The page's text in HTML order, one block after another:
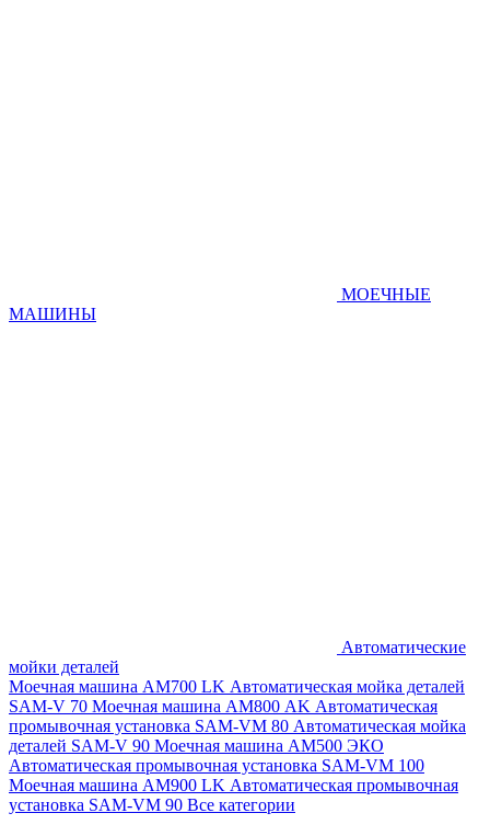
МОЕЧНЫЕ
МАШИНЫ
Автоматические
мойки деталей
Моечная машина AM700 LK Автоматическая мойка деталей
SAM-V 70 Моечная машина АМ800 AK Автоматическая
промывочная установка SAM-VM 80 Автоматическая мойка
деталей SAM-V 90 Моечная машина АМ500 ЭКО
Автоматическая промывочная установка SAM-VM 100
Моечная машина AM900 LK Автоматическая промывочная
установка SAM-VM 90 Все категории